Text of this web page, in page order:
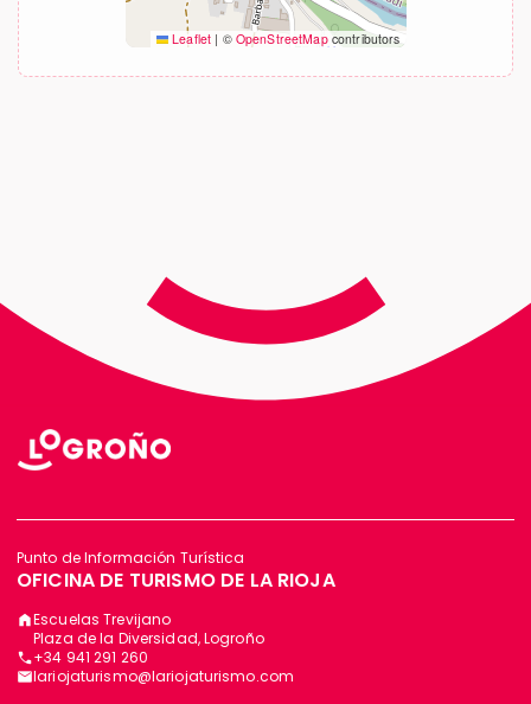
Leaflet | © OpenStreetMapcontributors
Punto de Información Turística
OFICINA DE TURISMO DE LA RIOJA
Escuelas Trevijano
Plaza de la Diversidad, Logroño
+34 941 291 260
lariojaturismo@lariojaturismo.com